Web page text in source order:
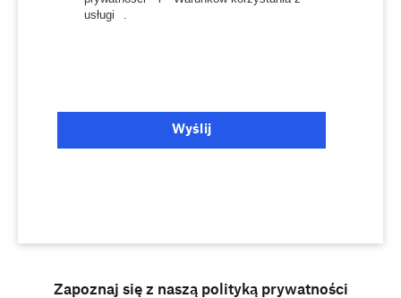
usługi
Wyślij
Zapoznaj się z naszą polityką prywatności